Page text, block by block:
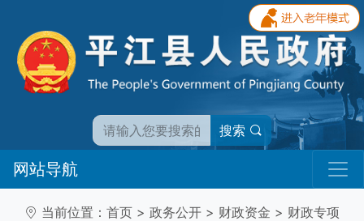
搜索
网站导航
当前位置： 首页 > 政务公开 > 财政资金 > 财政专项